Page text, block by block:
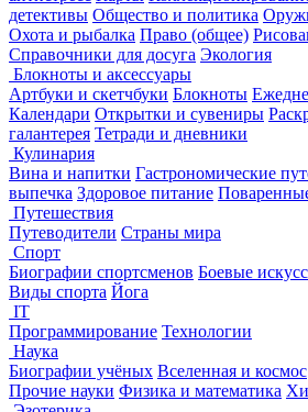
детективы Общество и политика
Охота и рыбалка Право (общее)
Справочники для досуга Экология
Блокноты и аксессуары
Артбуки и скетчбуки Блокноты
Календари Открытки и сувениры
галантерея Тетради и дневники
Кулинария
Вина и напитки Гастрономические
выпечка Здоровое питание
Путешествия
Путеводители Страны мира
Спорт
Биографии спортсменов Боевые
Виды спорта Йога
IT
Программирование Технологии
Наука
Биографии учёных Вселенная и космос
Прочие науки Физика и математика